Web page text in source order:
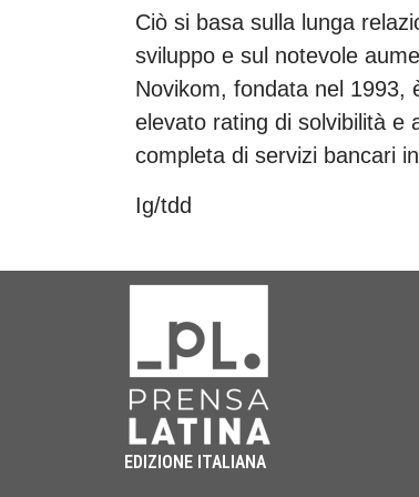
Ciò si basa sulla lunga
sviluppo e sul notevole
Novikom, fondata nel 1993,
elevato rating di solvibilità e
completa di servizi bancari
Ig/tdd
EDIZIONE ITALIANA